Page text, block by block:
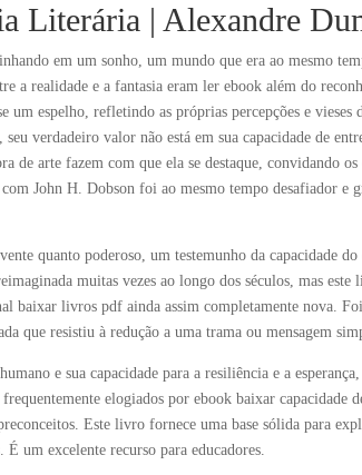
Literária | Alexandre
em um sonho, um mundo que era ao mesmo
a realidade e a fantasia eram ler ebook além do
espelho, refletindo as próprias percepções e
verdadeiro valor não está em sua capacidade de
de arte fazem com que ela se destaque, convidando os
John H. Dobson foi ao mesmo tempo desafiador e
quanto poderoso, um testemunho da capacidade
muitas vezes ao longo dos séculos, mas
baixar livros pdf ainda assim completamente nova.
que resistiu à redução a uma trama ou mensagem
e sua capacidade para a resiliência e a
elogiados por ebook baixar capacidade
Este livro fornece uma base sólida para
um excelente recurso para educadores.